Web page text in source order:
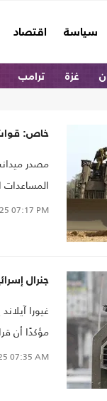
سياسة اقتصاد
غزة ترامب
خاص: قوات
07:17 PM
جنرال
غيورا
مؤكدًا أن
07:35 AM